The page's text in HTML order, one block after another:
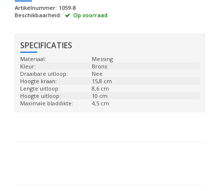
Artikelnummer: 1059-8
Beschikbaarheid:
Op voorraad
SPECIFICATIES
Materiaal:
Messing
Kleur:
Brons
Draaibare uitloop:
Nee
Hoogte kraan:
15,8 cm
Lengte uitloop:
8,6 cm
Hoogte uitloop:
10 cm
Maximale bladdikte:
4,5 cm